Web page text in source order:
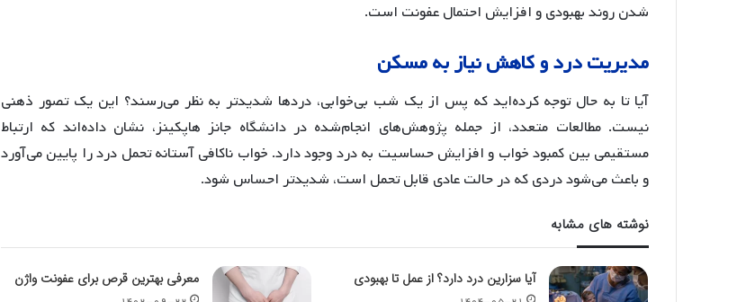
شدن روند بهبودی و افزایش احتمال عفونت است.
مدیریت درد و کاهش نیاز به مسکن
آیا تا به حال توجه کرده‌اید که پس از یک شب بی‌خوابی، دردها شدیدتر به نظر می‌رسند؟ این یک تصور ذهنی
نیست. مطالعات متعدد، از جمله پژوهش‌های انجام‌شده در دانشگاه جانز هاپکینز، نشان داده‌اند که ارتباط
مستقیمی بین کمبود خواب و افزایش حساسیت به درد وجود دارد. خواب ناکافی آستانه تحمل درد را پایین می‌آورد
و باعث می‌شود دردی که در حالت عادی قابل تحمل است، شدیدتر احساس شود.
نوشته های مشابه
آیا سزارین درد دارد؟ از عمل تا بهبودی معرفی بهترین قرص برای عفونت واژن